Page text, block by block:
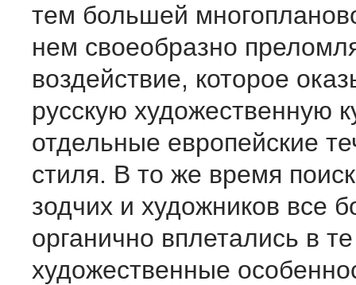
тем большей
нем своеобразно
воздействие, которое
русскую художественную
отдельные европейские
стиля. В то же время
зодчих и художников все
органично вплетались в
художественные